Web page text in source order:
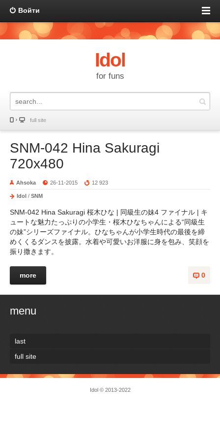
Войти
Idol
for funs
full site
SNM-042 Hina Sakuragi
720x480
Ahsoka 26-11-2015 12 923
Idol / SNM
SNM-042 Hina Sakuragi 桜木ひな | 同級生の妹4 ファイナル | キ
ュートな魅力たっぷりの小学生・桜木ひなちゃんによる“同級生
の妹”シリーズファイナル。ひなちゃんが小学生時代の最後を締
めくくるダンスを披露。水着や可愛いお洋服に身を包み、笑顔を
振り撒きます。
0
more
menu
last
full site
Idol© 2013-2022